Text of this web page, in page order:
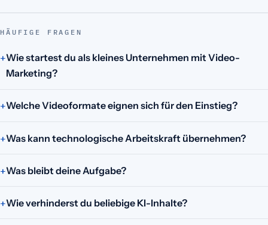
HÄUFIGE FRAGEN
Wie startest du als kleines Unternehmen mit Video-
Marketing?
Welche Videoformate eignen sich für den Einstieg?
Was kann technologische Arbeitskraft übernehmen?
Was bleibt deine Aufgabe?
Wie verhinderst du beliebige KI-Inhalte?